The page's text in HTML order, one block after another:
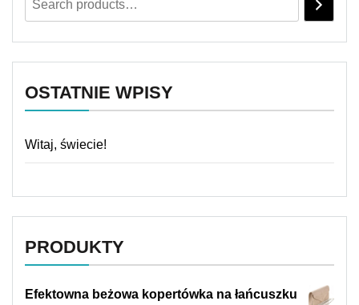
OSTATNIE WPISY
Witaj, świecie!
PRODUKTY
Efektowna beżowa kopertówka na łańcuszku